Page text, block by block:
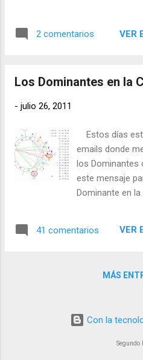
2 comentarios VER
Los Dominantes en la
- julio 26, 2011
Estos días
emails donde
los Dominantes
este mensaje
Dominante en
mucho que ver
con el tiempo
persona y en
41 comentarios VER
MÁS
Con la
Segundo